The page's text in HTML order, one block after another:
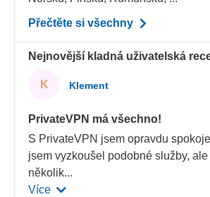
Přečtěte si všechny
Nejnovější kladná uživatelská
K Klement
PrivateVPN má všechno!
S PrivateVPN jsem opravdu
jsem vyzkoušel podobné služby,
několik...
Více